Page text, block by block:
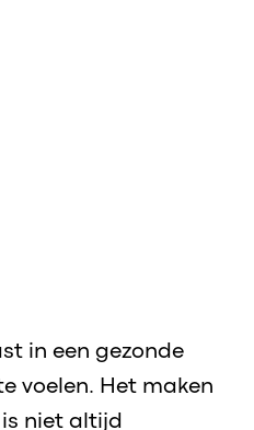
in een gezonde
voelen. Het maken
is niet altijd